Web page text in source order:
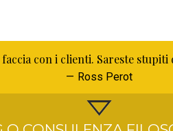
con i clienti. Sareste
Ross Perot